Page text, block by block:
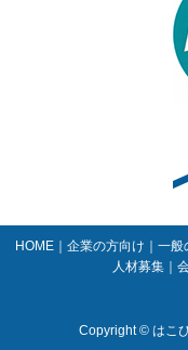
HOME 企業の方向け 一般
人材募集
Copyright © はこ